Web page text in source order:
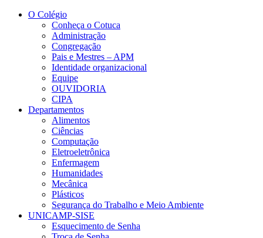
Conteúdo principal
O Colégio
Conheça o Cotuca
Administração
Congregação
Pais e Mestres – APM
Identidade organizacional
Equipe
OUVIDORIA
CIPA
Departamentos
Alimentos
Ciências
Computação
Eletroeletrônica
Enfermagem
Humanidades
Mecânica
Plásticos
Segurança do Trabalho e Meio Ambiente
UNICAMP-SISE
Esquecimento de Senha